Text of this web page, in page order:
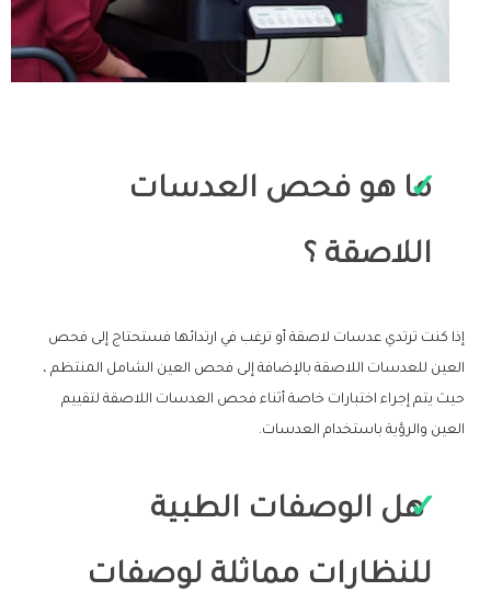
ما هو فحص العدسات
اللاصقة ؟
إذا كنت ترتدي عدسات لاصقة أو ترغب في ارتدائها فستحتاج إلى فحص
العين للعدسات اللاصقة بالإضافة إلى فحص العين الشامل المنتظم ،
حيث يتم إجراء اختبارات خاصة أثناء فحص العدسات اللاصقة لتقييم
العين والرؤية باستخدام العدسات.
هل الوصفات الطبية
للنظارات مماثلة لوصفات